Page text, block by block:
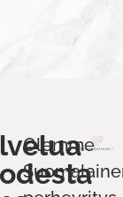
Olemme